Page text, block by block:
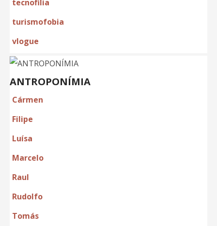
tecnofilia
turismofobia
vlogue
ANTROPONÍMIA
Cármen
Filipe
Luísa
Marcelo
Raul
Rudolfo
Tomás